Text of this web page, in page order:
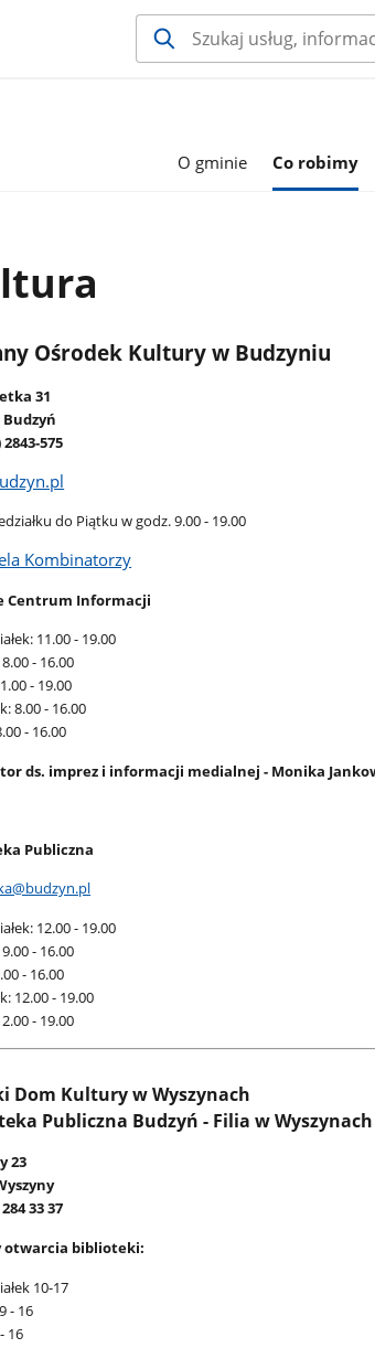
O gminie Co robimy
Ośrodek Kultury w Budzyniu
31
Budzyń
575
do Piątku w godz. 9.00 - 19.00
Centrum Informacji
11.00 - 19.00
- 16.00
- 19.00
8.00 - 16.00
- 16.00
ds. imprez i informacji medialnej - Monika
Publiczna
12.00 - 19.00
- 16.00
- 16.00
12.00 - 19.00
- 19.00
Dom Kultury w Wyszynach
Publiczna Budzyń - Filia w Wyszynach
23
33 37
otwarcia biblioteki:
10-17
- 16
16